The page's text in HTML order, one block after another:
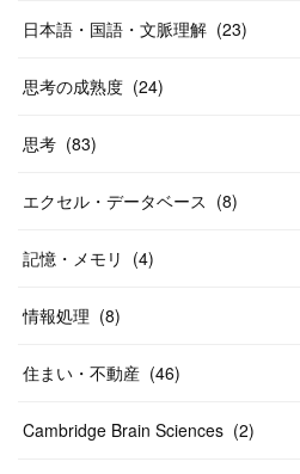
日本語・国語・文脈理解 (23)
思考の成熟度 (24)
思考 (83)
エクセル・データベース (8)
記憶・メモリ (4)
情報処理 (8)
住まい・不動産 (46)
Cambridge Brain Sciences (2)